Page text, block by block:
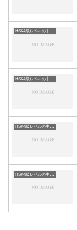
HSK4級レベルの中国語
HSK4級レベルの中国語